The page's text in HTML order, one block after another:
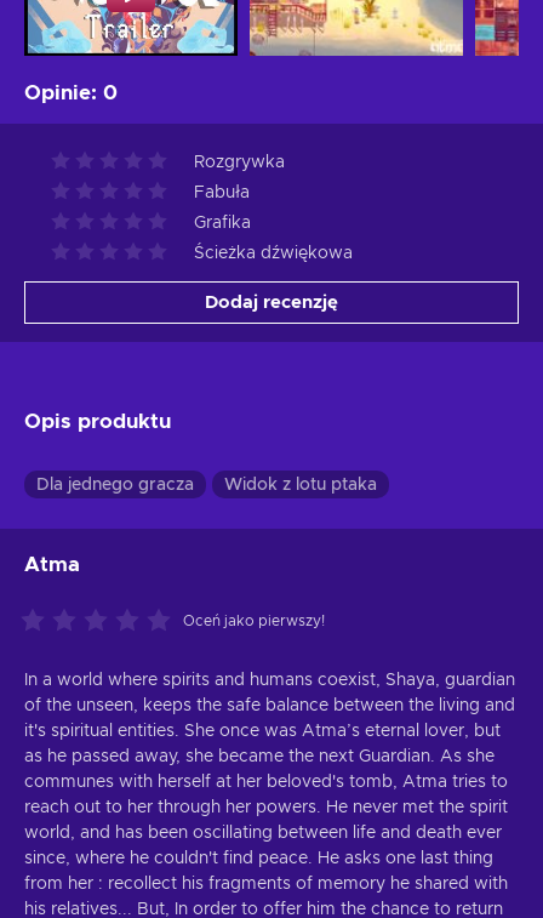
Opinie: 0
Rozgrywka
Fabuła
Grafika
Ścieżka dźwiękowa
Dodaj recenzję
Opis produktu
Dla jednego gracza Widok z lotu ptaka
Atma
Oceń jako pierwszy!
In a world where spirits and humans coexist, Shaya, guardian
of the unseen, keeps the safe balance between the living and
it's spiritual entities. She once was Atma’s eternal lover, but
as he passed away, she became the next Guardian. As she
communes with herself at her beloved's tomb, Atma tries to
reach out to her through her powers. He never met the spirit
world, and has been oscillating between life and death ever
since, where he couldn't find peace. He asks one last thing
from her : recollect his fragments of memory he shared with
his relatives... But, In order to offer him the chance to return